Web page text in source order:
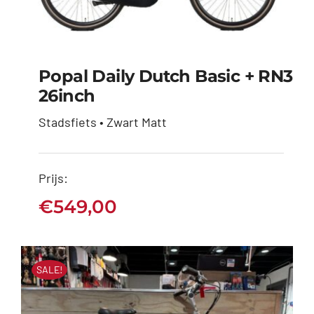
Popal Daily Dutch
Popal Daily Dutch Basic + RN3
26inch
Stadsfiets • Zwart Matt
Prijs:
€549,00
SALE!